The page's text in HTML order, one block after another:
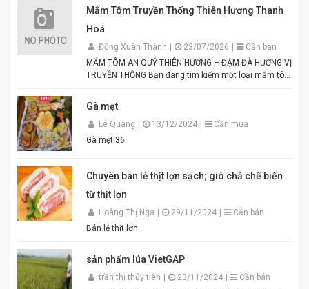
Mắm Tôm Truyền Thống Thiên Hương Thanh
Hoá
Đồng Xuân Thành 23/07/2026
Cần bán
MẮM TÔM AN QUÝ THIÊN HƯƠNG – ĐẬM ĐÀ HƯƠNG VỊ
TRUYỀN THỐNG Bạn đang tìm kiếm một loại mắm tôm
Mắm tôm An Quý Thiên Hương chính là lựa chọn hoàn
hảo cho mọi gia đình Việt. Được sản xuất từ tôm tươi
tuyển chọn theo quy trình lên men truyền thống. Màu
tím đặc trưng, hương thơm tự nhiên, vị đậm đà hài
Đóng gói tiện lợi, đảm bảo vệ sinh an toàn thực phẩm.
Hương vị thơm ngon chuẩn truyền thống. Độ sánh
mịn, màu sắc đẹp mắt. Dễ pha chế, dễ sử dụng. Phù
hợp cho gia đình, quán ăn và nhà hàng. Chỉ cần thêm
bún đậu chuẩn vị. Cam kết sản phẩm chất lượng,
đóng gói cẩn thận. Giao hàng nhanh toàn quốc. Đặt
Gà mẹt
Lê Quang 13/12/2024
Cần mua
Gà mẹt 36
Chuyên bán lẻ thịt lợn sạch; giò chả chế biến
từ thịt lợn
Hoàng Thị Nga 29/11/2024
Cần bán
Bán lẻ thịt lợn
sản phẩm lúa VietGAP
trần thị thủy tiên 23/11/2024
Cần bán